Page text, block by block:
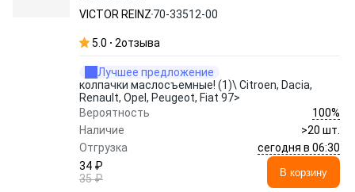
VICTOR REINZ 70-33512-00
5.0 2отзыва
Лучшее предложение
колпачки маслосъемные! (1)\ Citroen, Dacia,
Renault, Opel, Peugeot, Fiat 97>
Вероятность
100%
Наличие
>20 шт.
Отгрузка
сегодня в 06:30
34 ₽
35 ₽
В корзину